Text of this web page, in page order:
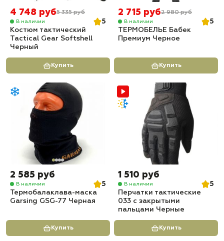
4 748 руб5 335 руб
В наличии
5
Костюм тактический
Tactical Gear Softshell
Черный
Купить
2 715 руб2 980 руб
В наличии
5
ТЕРМОБЕЛЬЕ Бабек
Премиум Черное
Купить
2 585 руб
В наличии
5
Термобалаклава-маска
Garsing GSG-77 Черная
Купить
1 510 руб
В наличии
5
Перчатки тактические
033 с закрытыми
пальцами Черные
Купить